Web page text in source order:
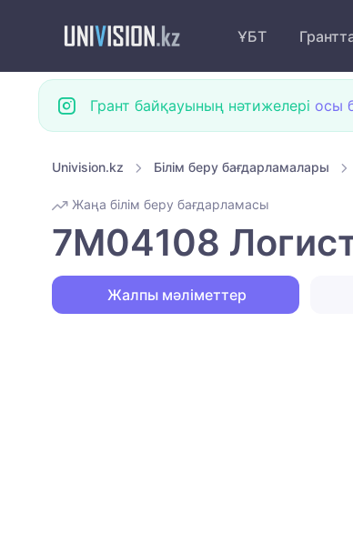
ҰБТ
Грант байқауының нәтижелері осы
Univision.kz Білім беру бағдарламалары
Жаңа білім беру бағдарламасы
7M04108
Жалпы мәліметтер